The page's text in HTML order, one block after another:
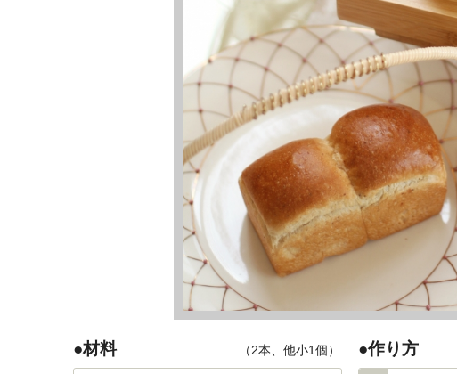
●材料 （2本、他小1個） ●作り方